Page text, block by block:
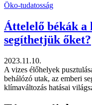
Öko-tudatosság
Áttelelő békák a
segíthetjük őket?
2023.11.10.
A vizes élőhelyek
behálózó utak, az emberi
klímaváltozás hatásai